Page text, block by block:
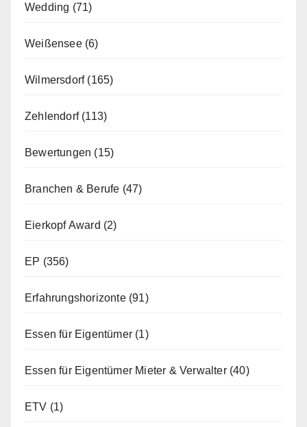
Wedding (71)
Weißensee(6)
Wilmersdorf(165)
Zehlendorf(113)
Bewertungen (15)
Branchen & Berufe (47)
Eierkopf Award (2)
EP (356)
Erfahrungshorizonte(91)
Essen für Eigentümer (1)
Essen für Eigentümer Mieter & Verwalter(40)
ETV (1)